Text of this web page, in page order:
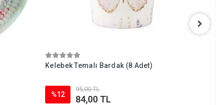
Kelebek Temalı Bardak (8 Adet)
%12
95,00 TL
84,00 TL